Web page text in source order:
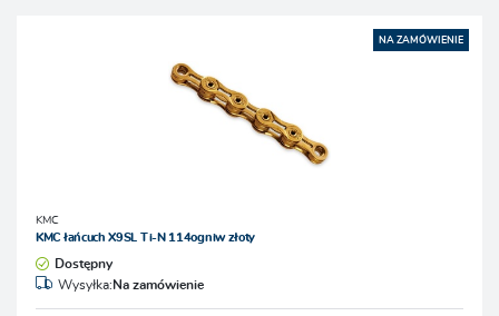
NA ZAMÓWIENIE
KMC
KMC łańcuch X9SL Ti-N 114ogniw złoty
Dostępny
Wysyłka:Na zamówienie